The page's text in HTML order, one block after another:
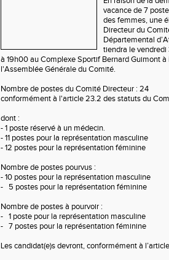
vacance de 7
des femmes, une
Directeur du
Départemental
tiendra le
à 19h00 au Complexe Sportif Bernard Guimont
l'Assemblée Générale du Comité.
Nombre de postes du Comité Directeur : 24
conformément à l'article 23.2 des statuts du
dont :
- 1 poste réservé à un médecin.
- 11 postes pour la représentation masculine
- 12 postes pour la représentation féminine
Nombre de postes pourvus :
- 10 postes pour la représentation masculine
- 5 postes pour la représentation féminine
Nombre de postes à pourvoir :
- 1 poste pour la représentation masculine
- 7 postes pour la représentation féminine
Les candidat(e)s devront, conformément à